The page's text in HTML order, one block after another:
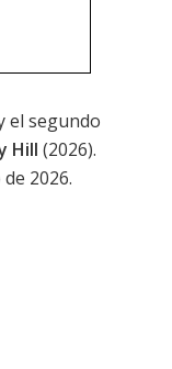
el segundo
Hill (2026).
2026.